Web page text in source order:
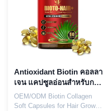
premium biotin to support
stronger hair, glowing skin,
and resilient nails. Product
Specifications Attribute Value
Service OEM ODM Private
Need to be
Antioxidant Biotin คอลลา
เจน แคปซูลอ่อนสําหรับการ
สนับสนุนการเจริญเติบโต
ของผม
OEM/ODM Biotin Collagen
Soft Capsules for Hair Growth